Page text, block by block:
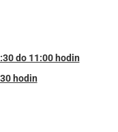
do 11:00 hodin
hodin